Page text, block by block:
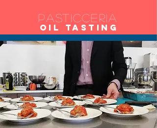
PASTICCERIA
OIL TASTING